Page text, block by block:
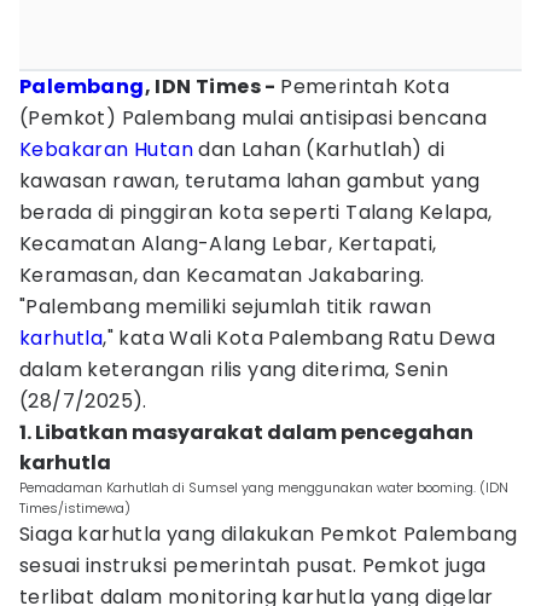
Palembang, IDN Times - Pemerintah Kota
(Pemkot) Palembang mulai antisipasi bencana
Kebakaran Hutandan Lahan (Karhutlah) di
kawasan rawan, terutama lahan gambut yang
berada di pinggiran kota seperti Talang Kelapa,
Kecamatan Alang-Alang Lebar, Kertapati,
Keramasan, dan Kecamatan Jakabaring.
"Palembang memiliki sejumlah titik rawan
karhutla," kata Wali Kota Palembang Ratu Dewa
dalam keterangan rilis yang diterima, Senin
(28/7/2025).
1. Libatkan masyarakat dalam pencegahan
karhutla
Pemadaman Karhutlah di Sumsel yang menggunakan water booming. (IDN
Times/istimewa)
Siaga karhutla yang dilakukan Pemkot Palembang
sesuai instruksi pemerintah pusat. Pemkot juga
terlibat dalam monitoring karhutla yang digelar